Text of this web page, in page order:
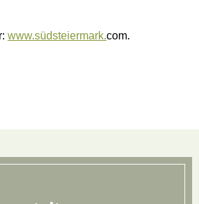
www.südsteiermark.com.